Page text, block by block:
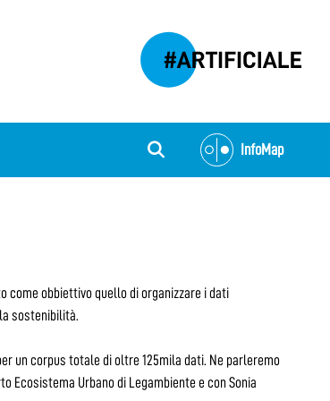
InfoMap
come obbiettivo quello di organizzare i dati
sostenibilità.
un corpus totale di oltre 125mila dati. Ne parleremo
Ecosistema Urbano di Legambiente e con Sonia